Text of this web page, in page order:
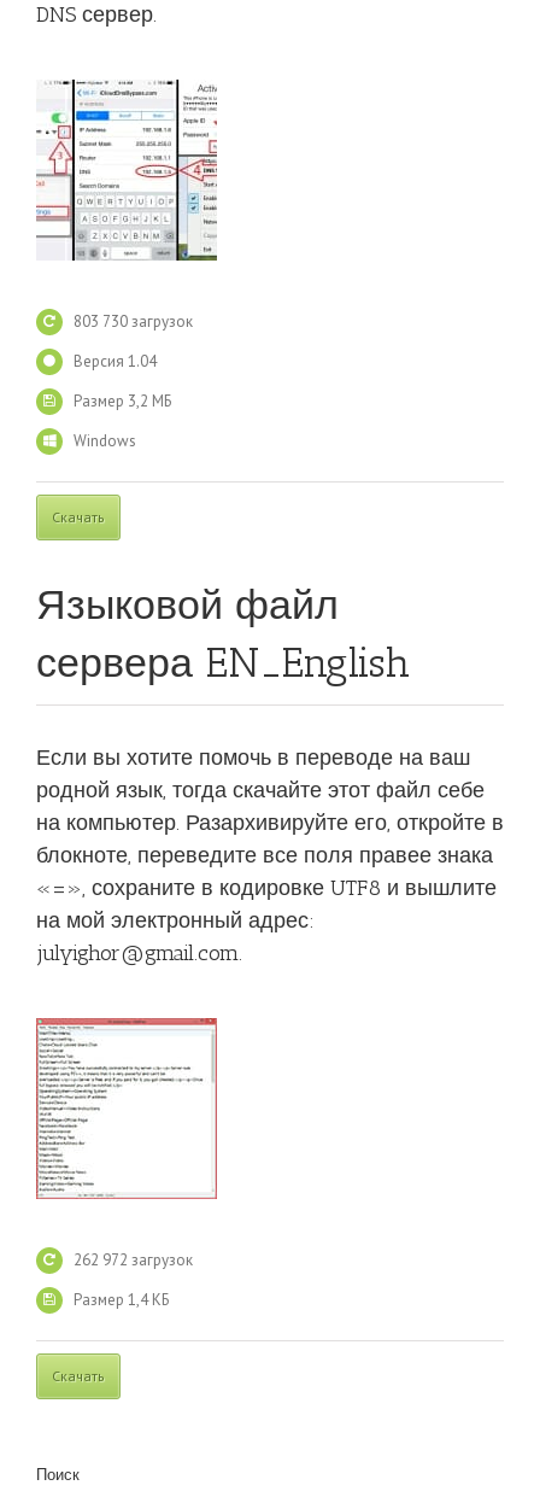
DNS сервер.
803 730 загрузок
Версия 1.04
Размер 3,2 МБ
Windows
Скачать
Языковой файл
сервера EN_English
Если вы хотите помочь в переводе на ваш
родной язык, тогда скачайте этот файл себе
на компьютер. Разархивируйте его, откройте в
блокноте, переведите все поля правее знака
«=», сохраните в кодировке UTF8 и вышлите
на мой электронный адрес:
julyighor@gmail.com.
262 972 загрузок
Размер 1,4 КБ
Скачать
Поиск